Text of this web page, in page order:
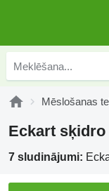
Mēslošanas
Eckart
7 sludinājumi: